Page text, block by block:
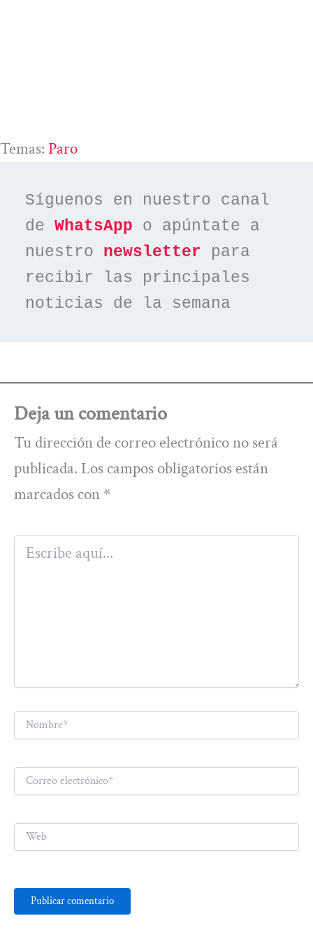
Temas: Paro
Síguenos en nuestro canal
de WhatsApp o apúntate a
nuestro newsletter para
recibir las principales
noticias de la semana
Deja un comentario
Tu dirección de correo electrónico no será
publicada. Los campos obligatorios están
marcados con *
Escribe
aquí...
Nombre*
Correo
electrónico*
Web